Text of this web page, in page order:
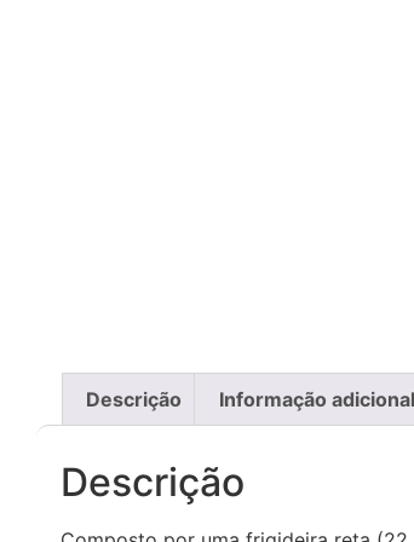
Descrição Informação adicional
Descrição